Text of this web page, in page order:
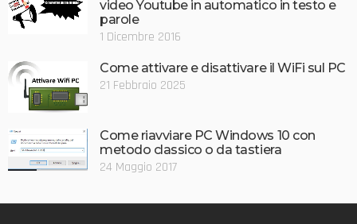
video Youtube in automatico in testo e
parole
1 Dicembre 2016
Come attivare e disattivare il WiFi sul PC
21 Febbraio 2025
Come riavviare PC Windows 10 con
metodo classico o da tastiera
24 Maggio 2017